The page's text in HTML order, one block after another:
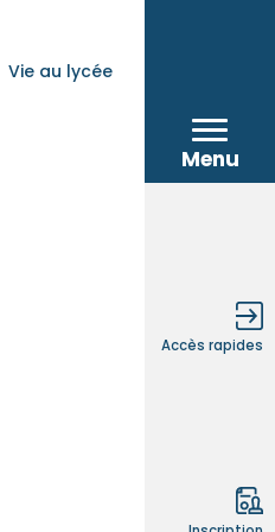
Vie au lycée
Menu
Accès rapides